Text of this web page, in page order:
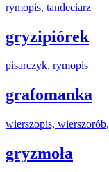
rymopis, tandeciarz
gryzipiórek
pisarczyk, rymopis
grafomanka
wierszopis, wierszorób,
gryzmoła